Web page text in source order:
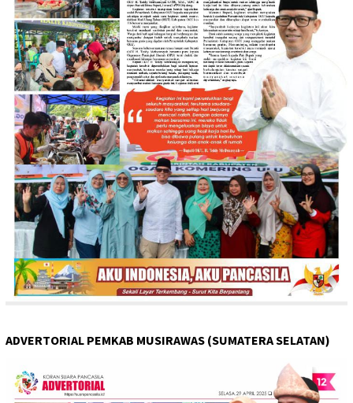
ADVERTORIAL PEMKAB MUSIRAWAS (SUMATERA SELATAN)